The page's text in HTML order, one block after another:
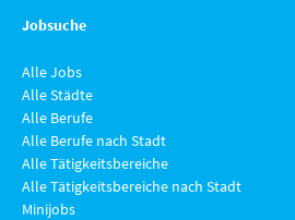
Jobsuche
Alle Jobs
Alle Städte
Alle Berufe
Alle Berufe nach Stadt
Alle Tätigkeitsbereiche
Alle Tätigkeitsbereiche nach Stadt
Minijobs